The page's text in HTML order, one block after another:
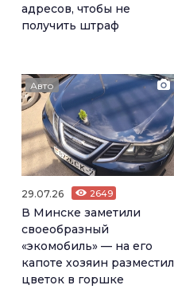
адресов, чтобы не
получить штраф
Авто
29.07.26 2649
В Минске заметили
своеобразный
«экомобиль» — на его
капоте хозяин разместил
цветок в горшке